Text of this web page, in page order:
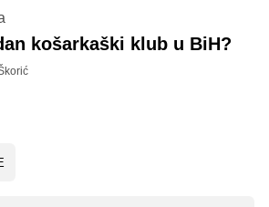
košarkaški klub u BiH?